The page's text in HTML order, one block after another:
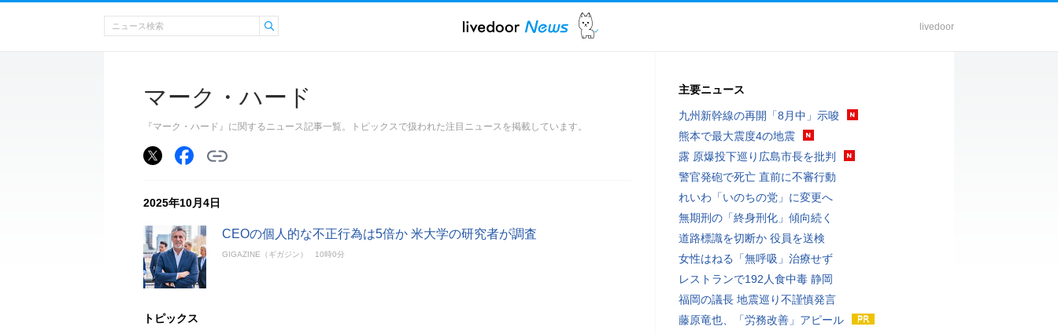
livedoor
マーク・ハード
『マーク・ハード』に関するニュース記事一覧。トピックスで扱われた注目ニュースを掲載しています。
2025年10月4日
CEOの個人的な不正行為は5倍か 米大学の研究者が調査
GIGAZINE（ギガジン） 10時0分
トピックス
主要ニュース
九州新幹線の再開「8月中」示唆
熊本で最大震度4の地震
露 原爆投下巡り広島市長を批判
警官発砲で死亡 直前に不審行動
れいわ「いのちの党」に変更へ
無期刑の「終身刑化」傾向続く
道路標識を切断か 役員を送検
女性はねる「無呼吸」治療せず
レストランで192人食中毒 静岡
福岡の議長 地震巡り不謹慎発言
藤原竜也、「労務改善」アピール